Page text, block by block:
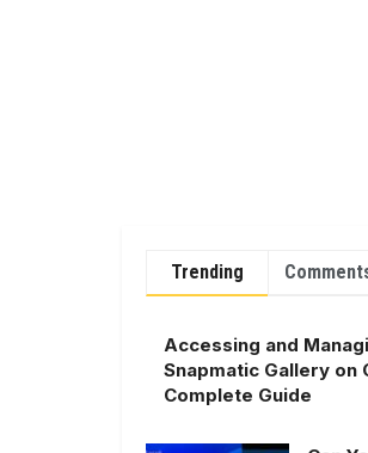
Trending
Accessing and
Snapmatic Gallery on
Complete Guide